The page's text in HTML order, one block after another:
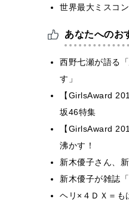
世界最大ミスコ
あなたへのお
西野七瀬が語る
す」
【GirlsAward
坂46特集
【GirlsAward
沸かす！
新木優子さん、
新木優子が雑誌
ヘリ×４ＤＸ＝も